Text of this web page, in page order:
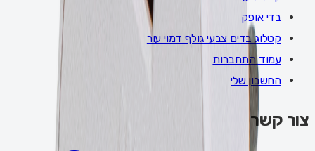
בדי אופק
קטלוג בדים צבעי גולף דמוי עור
עמוד התחברות
החשבון שלי
צור קשר